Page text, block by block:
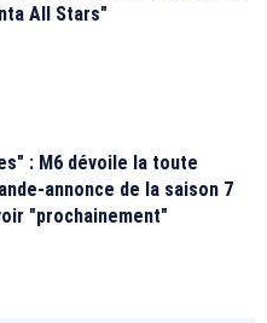
All Stars"
: M6 dévoile la toute
annonce de la saison 7
"prochainement"